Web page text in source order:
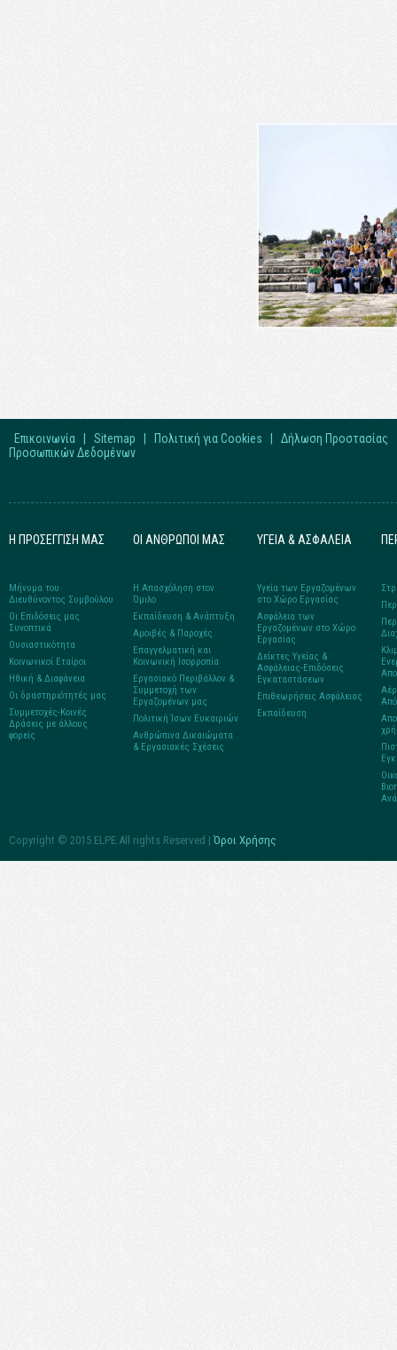
Επικοινωνία Sitemap Πολιτική για Cookies
Δήλωση Προστασίας
Προσωπικών Δεδομένων
Η ΠΡΟΣΕΓΓΙΣΗ ΜΑΣ
Μήνυμα του
Διευθύνοντος Συμβούλου
Οι Επιδόσεις μας
Συνοπτικά
Ουσιαστικότητα
Κοινωνικοί Εταίροι
Ηθική & Διαφάνεια
Οι δραστηριότητές μας
Συμμετοχές-Κοινές
Δράσεις με άλλους
φορείς
ΟΙ ΑΝΘΡΩΠΟΙ ΜΑΣ
Η Απασχόληση στον
Όμιλο
Εκπαίδευση & Ανάπτυξη
Αμοιβές & Παροχές
Επαγγελματική και
Κοινωνική Ισορροπία
Εργασιακό Περιβάλλον &
Συμμετοχή των
Εργαζομένων μας
Πολιτική Ίσων Ευκαιριών
Ανθρώπινα Δικαιώματα
& Εργασιακές Σχέσεις
ΥΓΕΙΑ & ΑΣΦΑΛΕΙΑ
Υγεία των Εργαζομένων
στο Xώρο Eργασίας
Ασφάλεια των
Εργαζομένων στο Χώρο
Εργασίας
Δείκτες Υγείας &
Ασφάλειας-Επιδόσεις
Εγκαταστάσεων
Επιθεωρήσεις Aσφάλειας
Εκπαίδευση
Copyright © 2015 ELPE.All rights Reserved | Όροι Χρήσης